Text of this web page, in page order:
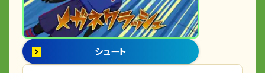
シュート